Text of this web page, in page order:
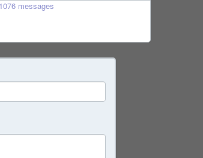
messages